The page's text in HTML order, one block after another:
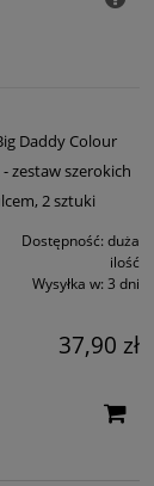
Daddy Colour
zestaw szerokich
2 sztuki
Dostępność: duża
ilość
Wysyłka w: 3 dni
37,90 zł